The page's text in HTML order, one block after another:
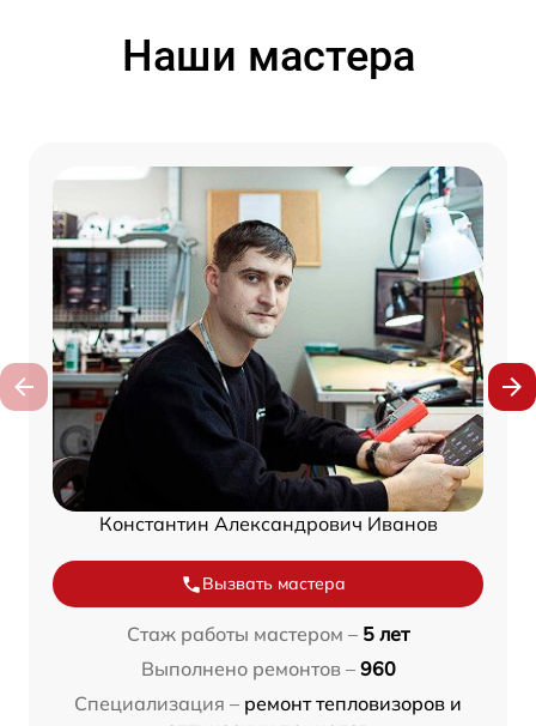
Наши мастера
Константин Александрович Иванов
Вызвать мастера
Стаж работы мастером – 5 лет
Выполнено ремонтов – 960
Специализация – ремонт тепловизоров и